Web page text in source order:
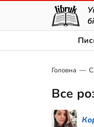
Головна
Все